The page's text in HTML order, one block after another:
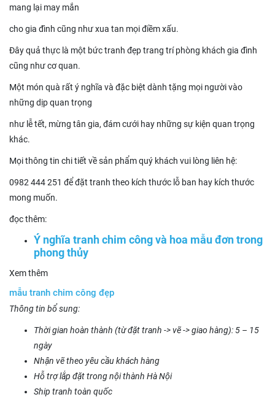
mang lại may mắn
cho gia đình cũng như xua tan mọi điềm xấu.
Đây quả thực là một bức tranh đẹp trang trí phòng khách gia đình
cũng như cơ quan.
Một món quà rất ý nghĩa và đặc biệt dành tặng mọi người vào
những dịp quan trọng
như lễ tết, mừng tân gia, đám cưới hay những sự kiện quan trọng
khác.
Mọi thông tin chi tiết về sản phẩm quý khách vui lòng liên hệ:
0982 444 251 để đặt tranh theo kích thước lỗ ban hay kích thước
mong muốn.
đọc thêm:
Ý nghĩa tranh chim công và hoa mẫu đơn trong
phong thủy
Xem thêm
mẫu tranh chim công đẹp
Thông tin bổ sung:
Thời gian hoàn thành (từ đặt tranh -> vẽ -> giao hàng): 5 – 15
ngày
Nhận vẽ theo yêu cầu khách hàng
Hỗ trợ lắp đặt trong nội thành Hà Nội
Ship tranh toàn quốc